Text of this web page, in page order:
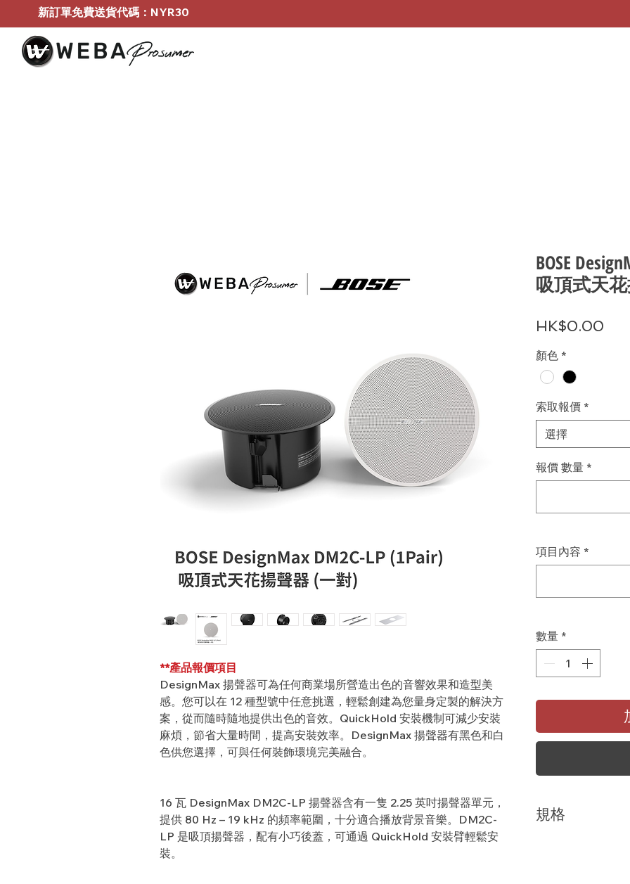
新訂單免費送貨代碼：NYR30
**產品報價項目
DesignMax 揚聲器可為任何商業場所營造出色的音響效果和造型美
感。您可以在 12 種型號中任意挑選，輕鬆創建為您量身定製的解決方
案，從而隨時隨地提供出色的音效。QuickHold 安裝機制可減少安裝
麻煩，節省大量時間，提高安裝效率。DesignMax 揚聲器有黑色和白
色供您選擇，可與任何裝飾環境完美融合。
16 瓦 DesignMax DM2C-LP 揚聲器含有一隻 2.25 英吋揚聲器單元，
提供 80 Hz – 19 kHz 的頻率範圍，十分適合播放背景音樂。DM2C-
LP 是吸頂揚聲器，配有小巧後蓋，可通過 QuickHold 安裝臂輕鬆安
裝。
BOSE
吸頂式天
HK$0.00
顏色 *
索取報價 *
選擇
報價 數量 *
項目內容 *
數量 *
規格